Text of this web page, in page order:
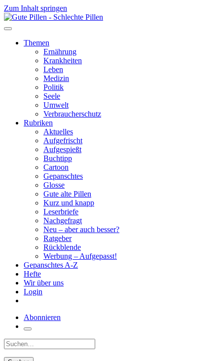
Zum Inhalt springen
Themen
Ernährung
Krankheiten
Leben
Medizin
Politik
Seele
Umwelt
Verbraucherschutz
Rubriken
Aktuelles
Aufgefrischt
Aufgespießt
Buchtipp
Cartoon
Gepanschtes
Glosse
Gute alte Pillen
Kurz und knapp
Leserbriefe
Nachgefragt
Neu – aber auch besser?
Ratgeber
Rückblende
Werbung – Aufgepasst!
Gepanschtes A-Z
Hefte
Wir über uns
Login
Abonnieren
Suche: